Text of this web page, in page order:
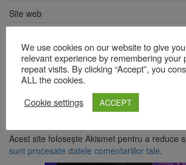
Site web
Verificare anti-robot
Click pentru a începe verificarea
Acest site folosește Akismet pentru a reduce
sunt procesate datele comentariilor tale.
We use cookies on our website to give
relevant experience by remembering your
repeat visits. By clicking “Accept”, you
ALL the cookies.
Cookie settings
ACCEPT